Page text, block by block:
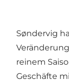
Søndervig
reinem
Geschäfte